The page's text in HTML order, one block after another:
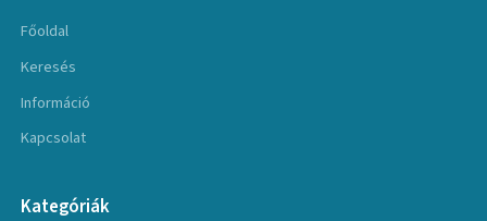
Főoldal
Keresés
Információ
Kapcsolat
Kategóriák